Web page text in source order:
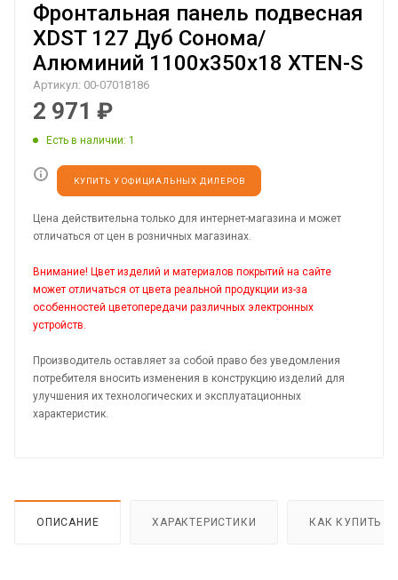
Фронтальная панель подвесная
XDST 127 Дуб Сонома/
Алюминий 1100х350х18 XTEN-S
Артикул: 00-07018186
2 971 ₽
Есть в наличии: 1
КУПИТЬ У ОФИЦИАЛЬНЫХ ДИЛЕРОВ
Цена действительна только для интернет-магазина и может
отличаться от цен в розничных магазинах.
Внимание! Цвет изделий и материалов покрытий на сайте
может отличаться от цвета реальной продукции из-за
особенностей цветопередачи различных электронных
устройств.
Производитель оставляет за собой право без уведомления
потребителя вносить изменения в конструкцию изделий для
улучшения их технологических и эксплуатационных
характеристик.
ОПИСАНИЕ ХАРАКТЕРИСТИКИ КАК КУПИТЬ